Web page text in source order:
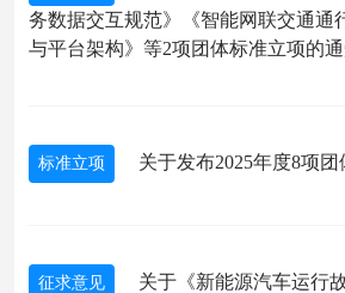
务数据交互规范》《智能网联交通通
与平台架构》等2项团体标准立项的
标准立项 关于发布2025年度8项
征求意见
关于《新能源汽车运行